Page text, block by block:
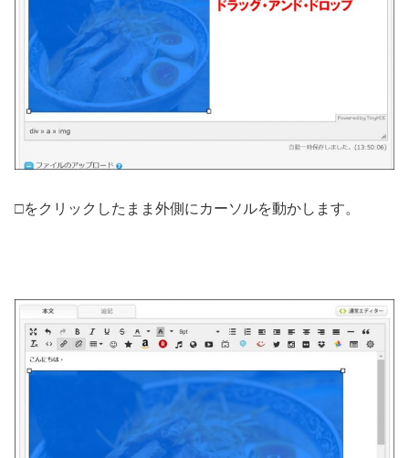
□をクリックしたまま外側にカーソルを動かします。